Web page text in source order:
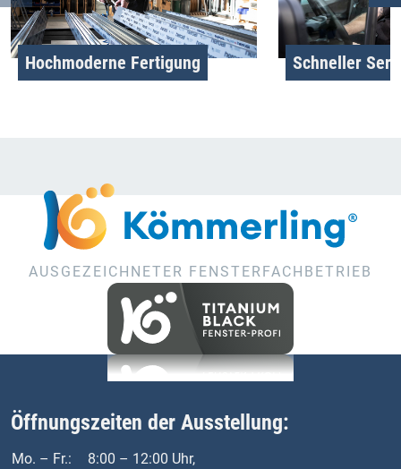
Hochmoderne Fertigung Schneller
AUSGEZEICHNETER FENSTERFACHBETRIEB
Öffnungszeiten der Ausstellung:
Mo. – Fr.:
8:00 – 12:00 Uhr,